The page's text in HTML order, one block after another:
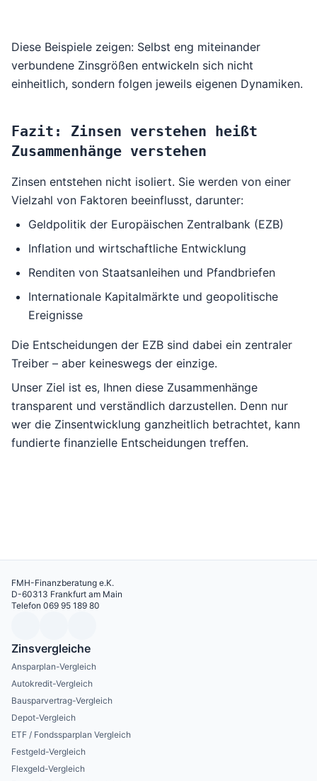
Diese Beispiele zeigen: Selbst eng miteinander
verbundene Zinsgrößen entwickeln sich nicht
einheitlich, sondern folgen jeweils eigenen Dynamiken.
Fazit: Zinsen verstehen heißt
Zusammenhänge verstehen
Zinsen entstehen nicht isoliert. Sie werden von einer
Vielzahl von Faktoren beeinflusst, darunter:
Geldpolitik der Europäischen Zentralbank (EZB)
Inflation und wirtschaftliche Entwicklung
Renditen von Staatsanleihen und Pfandbriefen
Internationale Kapitalmärkte und geopolitische
Ereignisse
Die Entscheidungen der EZB sind dabei ein zentraler
Treiber – aber keineswegs der einzige.
Unser Ziel ist es, Ihnen diese Zusammenhänge
transparent und verständlich darzustellen. Denn nur
wer die Zinsentwicklung ganzheitlich betrachtet, kann
fundierte finanzielle Entscheidungen treffen.
FMH-Finanzberatung e.K.
D-60313 Frankfurt am Main
Telefon 069 95 189 80
Zinsvergleiche
Ansparplan-Vergleich
Autokredit-Vergleich
Bausparvertrag-Vergleich
Depot-Vergleich
ETF / Fondssparplan Vergleich
Festgeld-Vergleich
Flexgeld-Vergleich